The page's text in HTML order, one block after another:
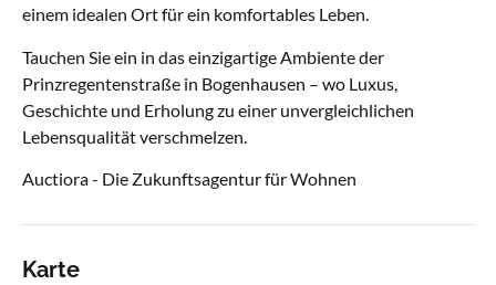
einem idealen Ort für ein komfortables Leben.
Tauchen Sie ein in das einzigartige Ambiente der
Prinzregentenstraße in Bogenhausen – wo Luxus,
Geschichte und Erholung zu einer unvergleichlichen
Lebensqualität verschmelzen.
Auctiora - Die Zukunftsagentur für Wohnen
Karte